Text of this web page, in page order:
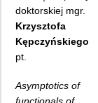
doktorskiej mgr.
Krzysztofa
Kępczyńskiego
pt.
Asymptotics of